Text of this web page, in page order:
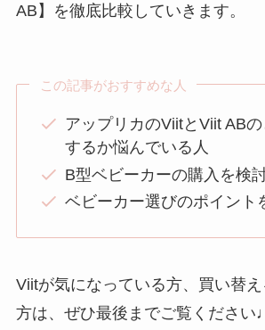
AB】を徹底比較していきます。
この記事がおすすめな人
アップリカのViitとViit AB
するか悩んでいる人
B型ベビーカーの購入を検
ベビーカー選びのポイント
Viitが気になっている方、買い替
方は、ぜひ最後までご覧ください♩